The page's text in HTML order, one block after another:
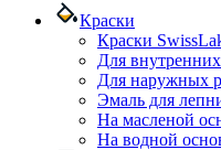
Краски
Краски
Для
Для наружных
Эмаль для
На масленой
На водной